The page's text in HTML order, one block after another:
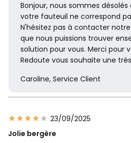
Bonjour, nous sommes
votre fauteuil ne correspond
N'hésitez pas à contacter
que nous puissions trouver
solution pour vous. Merci pour
Redoute vous souhaite une
Caroline, Service Client
23/09/2025
Jolie bergère